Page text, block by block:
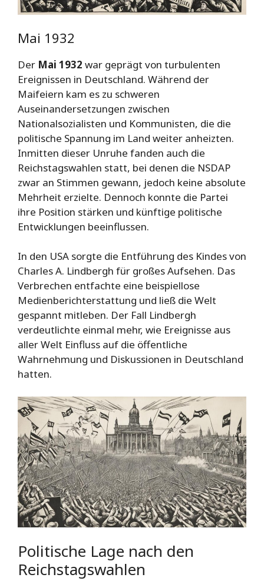
Mai 1932
Der Mai 1932 war geprägt von turbulenten
Ereignissen in Deutschland. Während der
Maifeiern kam es zu schweren
Auseinandersetzungen zwischen
Nationalsozialisten und Kommunisten, die die
politische Spannung im Land weiter anheizten.
Inmitten dieser Unruhe fanden auch die
Reichstagswahlen statt, bei denen die NSDAP
zwar an Stimmen gewann, jedoch keine absolute
Mehrheit erzielte. Dennoch konnte die Partei
ihre Position stärken und künftige politische
Entwicklungen beeinflussen.
In den USA sorgte die Entführung des Kindes von
Charles A. Lindbergh für großes Aufsehen. Das
Verbrechen entfachte eine beispiellose
Medienberichterstattung und ließ die Welt
gespannt mitleben. Der Fall Lindbergh
verdeutlichte einmal mehr, wie Ereignisse aus
aller Welt Einfluss auf die öffentliche
Wahrnehmung und Diskussionen in Deutschland
hatten.
Politische Lage nach den
Reichstagswahlen